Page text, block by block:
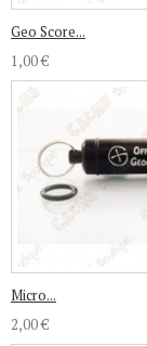
Geo Score...
1,00 €
Micro...
2,00 €